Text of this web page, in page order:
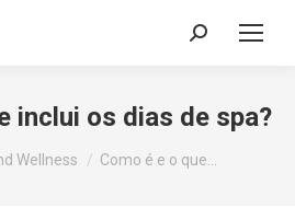
Search:
inclui os dias de spa?
Wellness Como é e o que…